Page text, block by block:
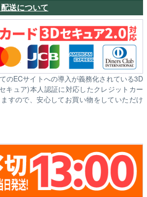
送について
のECサイトへの導入が義務化されている3D
キュア)本人認証に対応したクレジットカー
すので、安心してお買い物をしていただけ